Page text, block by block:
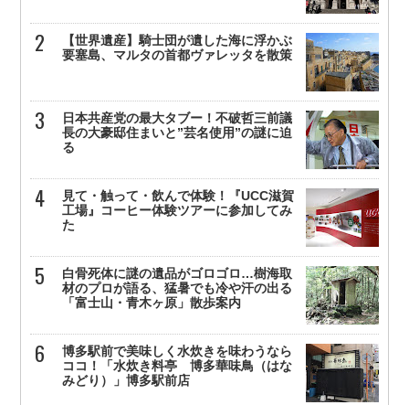
【世界遺産】騎士団が遺した海に浮かぶ
要塞島、マルタの首都ヴァレッタを散策
日本共産党の最大タブー！不破哲三前議
長の大豪邸住まいと”芸名使用”の謎に迫
る
見て・触って・飲んで体験！『UCC滋賀
工場』コーヒー体験ツアーに参加してみ
た
白骨死体に謎の遺品がゴロゴロ…樹海取
材のプロが語る、猛暑でも冷や汗の出る
「富士山・青木ヶ原」散歩案内
博多駅前で美味しく水炊きを味わうなら
ココ！「水炊き料亭 博多華味鳥（はな
みどり）」博多駅前店